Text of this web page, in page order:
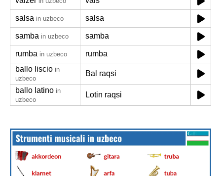
salsa in uzbeco salsa
samba in uzbeco samba
rumba in uzbeco
rumba
ballo liscio in
uzbeco
Bal raqsi
ballo latino in
uzbeco
Lotin raqsi